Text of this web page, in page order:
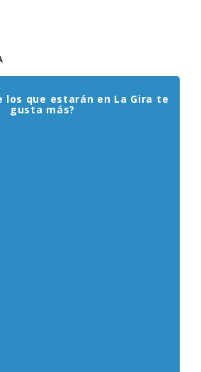
los que estarán en La Gira te
gusta más?